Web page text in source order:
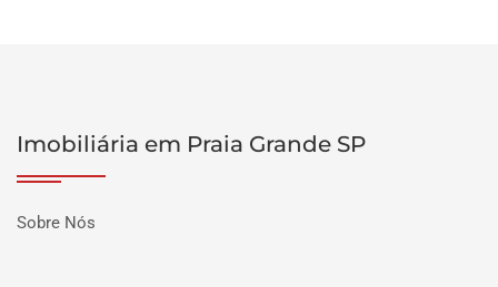
Imobiliária em Praia Grande SP
Sobre Nós